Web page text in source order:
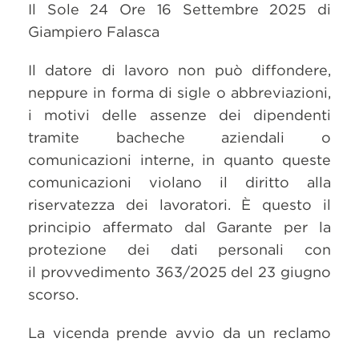
Il Sole 24 Ore 16 Settembre 2025 di
Giampiero Falasca
Il datore di lavoro non può diffondere,
neppure in forma di sigle o abbreviazioni,
i motivi delle assenze dei dipendenti
tramite bacheche aziendali o
comunicazioni interne, in quanto queste
comunicazioni violano il diritto alla
riservatezza dei lavoratori. È questo il
principio affermato dal Garante per la
protezione dei dati personali con
il provvedimento 363/2025 del 23 giugno
scorso.
La vicenda prende avvio da un reclamo